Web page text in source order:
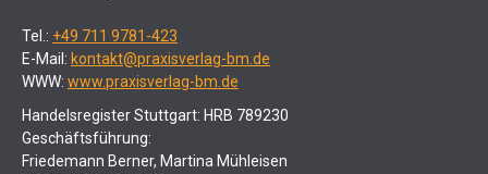
Tel.: +49 711 9781-423
E-Mail: kontakt@praxisverlag-bm.de
WWW: www.praxisverlag-bm.de
Handelsregister Stuttgart: HRB 789230
Geschäftsführung:
Friedemann Berner, Martina Mühleisen